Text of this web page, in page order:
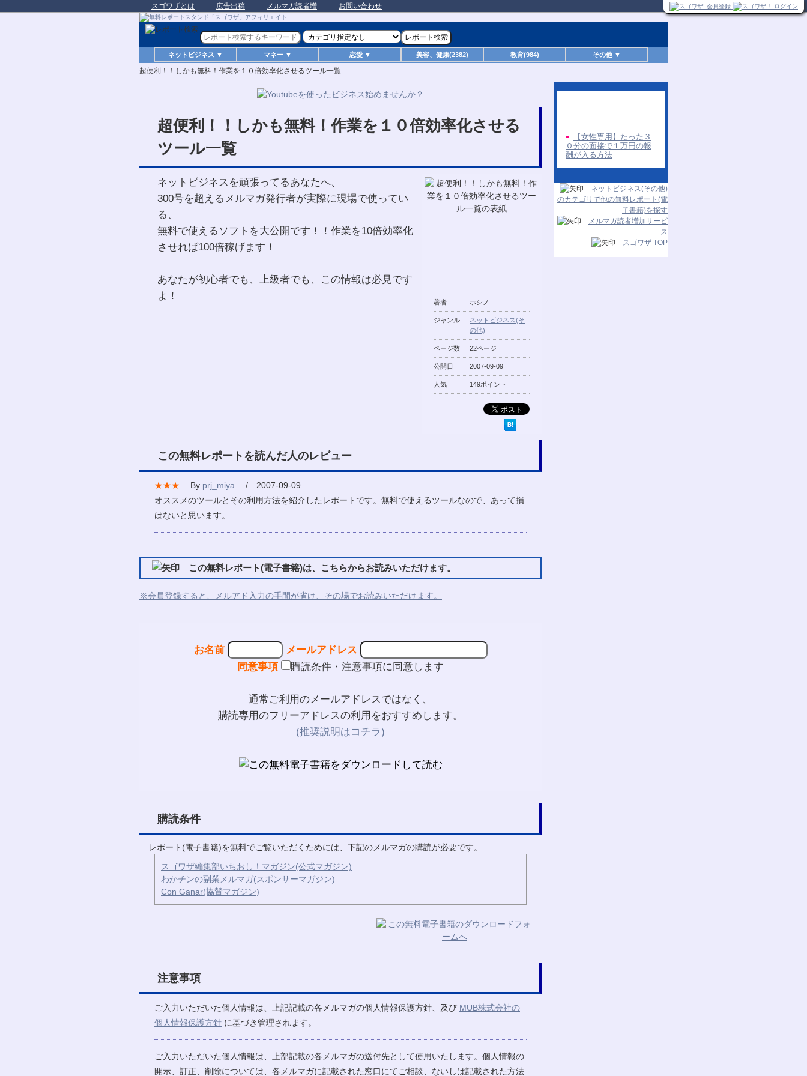
スゴワザとは 広告出稿 メルマガ読者増 お問い合わせ
ネットビジネス ▼ マネー ▼ 恋愛 ▼ 美容、健康(2382) 教育(984) その他 ▼
超便利！！しかも無料！作業を１０倍効率化させるツール一覧
超便利！！しかも無料！作業を１０倍効率化させる
ツール一覧
著者 ホシノ
ジャンル
ネットビジネス(そ
の他)
ページ数 22ページ
公開日 2007-09-09
人気 149ポイント
ネットビジネスを頑張ってるあなたへ、
300号を超えるメルマガ発行者が実際に現場で使ってい
る、
無料で使えるソフトを大公開です！！作業を10倍効率化
させれば100倍稼げます！
あなたが初心者でも、上級者でも、この情報は必見です
よ！
この無料レポートを読んだ人のレビュー
★★★ By prj_miya / 2007-09-09
オススメのツールとその利用方法を紹介したレポートです。無料で使えるツールなので、あって損
はないと思います。
この無料レポート(電子書籍)は、こちらからお読みいただけます。
※会員登録すると、メルアド入力の手間が省け、その場でお読みいただけます。
お名前
メールアドレス
同意事項
購読条件・注意事項に同意します
通常ご利用のメールアドレスではなく、
購読専用のフリーアドレスの利用をおすすめします。
(推奨説明はコチラ)
購読条件
レポート(電子書籍)を無料でご覧いただくためには、下記のメルマガの購読が必要です。
スゴワザ編集部いちおし！マガジン(公式マガジン)
わかチンの副業メルマガ(スポンサーマガジン)
Con Ganar(協賛マガジン)
注意事項
ご入力いただいた個人情報は、上記記載の各メルマガの個人情報保護方針、及び MUB株式会社の
個人情報保護方針 に基づき管理されます。
ご入力いただいた個人情報は、上部記載の各メルマガの送付先として使用いたします。個人情報の
開示、訂正、削除については、各メルマガに記載された窓口にてご相談、ないしは記載された方法
【女性専用】たった３
０分の面接で１万円の報
酬が入る方法
ネットビジネス(その他)
のカテゴリで他の無料レポート(電
子書籍)を探す
メルマガ読者増加サービ
ス
スゴワザ TOP